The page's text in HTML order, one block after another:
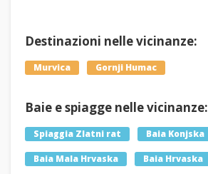
Destinazioni nelle vicinanze:
Murvica Gornji Humac
Baie e spiagge nelle vicinanze:
Spiaggia Zlatni rat Baia Konjska
Baia Mala Hrvaska Baia Hrvaska